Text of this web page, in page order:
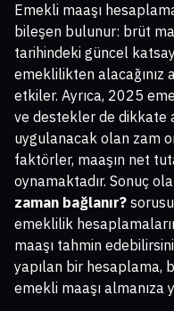
Emekli maaşı
bileşen bulunur: brüt
tarihindeki güncel
emeklilikten alacağınız
etkiler. Ayrıca, 2025
ve destekler de dikkate
uygulanacak olan zam
faktörler, maaşın net
oynamaktadır. Sonuç
zaman bağlanır?
emeklilik
maaşı tahmin
yapılan bir hesaplama,
emekli maaşı almanıza